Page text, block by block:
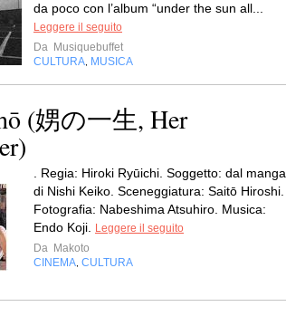
da poco con l’album “under the sun all...
Leggere il seguito
Da Musiquebuffet
CULTURA MUSICA
(娚の一生, Her
. Regia: Hiroki Ryūichi. Soggetto: dal manga
di Nishi Keiko. Sceneggiatura: Saitō Hiroshi.
Fotografia: Nabeshima Atsuhiro. Musica:
Endo Koji.
Leggere il seguito
Da Makoto
CINEMA CULTURA